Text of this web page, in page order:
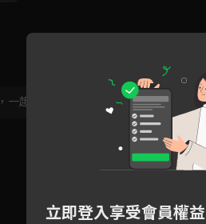
，一起共創新版留言功能！
立即登入享受會員權益